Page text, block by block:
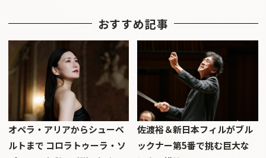
おすすめ記事
オペラ・アリアからシューベ
ルトまで コロラトゥーラ・ソ
佐渡裕＆新日本フィルがブル
ックナー第5番で挑む巨大な